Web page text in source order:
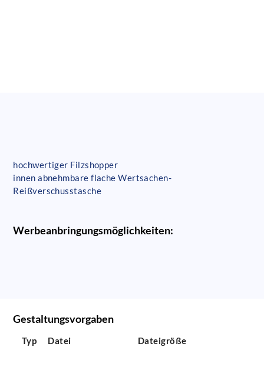
hochwertiger Filzshopper
innen abnehmbare flache Wertsachen-
Reißverschusstasche
Werbeanbringungsmöglichkeiten:
Gestaltungsvorgaben
Typ Datei Dateigröße